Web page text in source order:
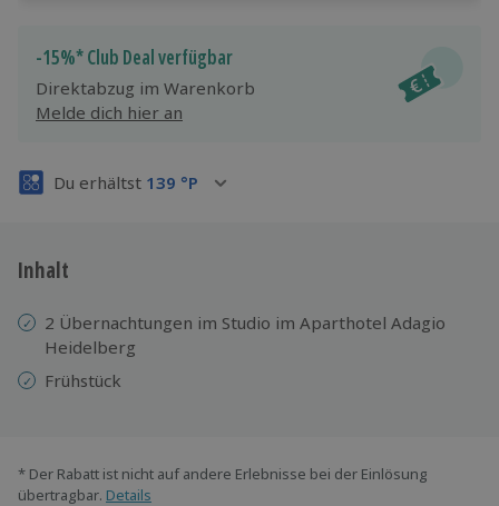
Jeder Gutschein für alle Erlebnisse einlösbar.
Maximale Sicherheit
3 Jahre gültig & verlängerbar.
-15%* Club Deal verfügbar
Direktabzug im Warenkorb
Melde dich hier an
Du erhältst 139 °P
Inhalt
2 Übernachtungen im Studio im Aparthotel Adagio
Heidelberg
Frühstück
* Der Rabatt ist nicht auf andere Erlebnisse bei der Einlösung
übertragbar. Details